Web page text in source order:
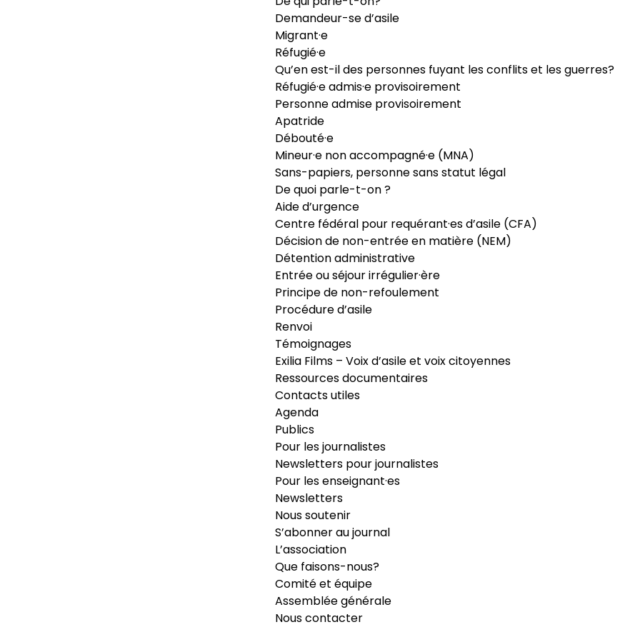
Demandeur-se d’asile
Migrant·e
Réfugié·e
Qu’en est-il des personnes fuyant les conflits et les guerres?
Réfugié·e admis·e provisoirement
Personne admise provisoirement
Apatride
Débouté·e
Mineur·e non accompagné·e (MNA)
Sans-papiers, personne sans statut légal
De quoi parle-t-on ?
Aide d’urgence
Centre fédéral pour requérant·es d’asile (CFA)
Décision de non-entrée en matière (NEM)
Détention administrative
Entrée ou séjour irrégulier·ère
Principe de non-refoulement
Procédure d’asile
Renvoi
Témoignages
Exilia Films – Voix d’asile et voix citoyennes
Ressources documentaires
Contacts utiles
Agenda
Publics
Pour les journalistes
Newsletters pour journalistes
Pour les enseignant·es
Newsletters
Nous soutenir
S’abonner au journal
L’association
Que faisons-nous?
Comité et équipe
Assemblée générale
Nous contacter